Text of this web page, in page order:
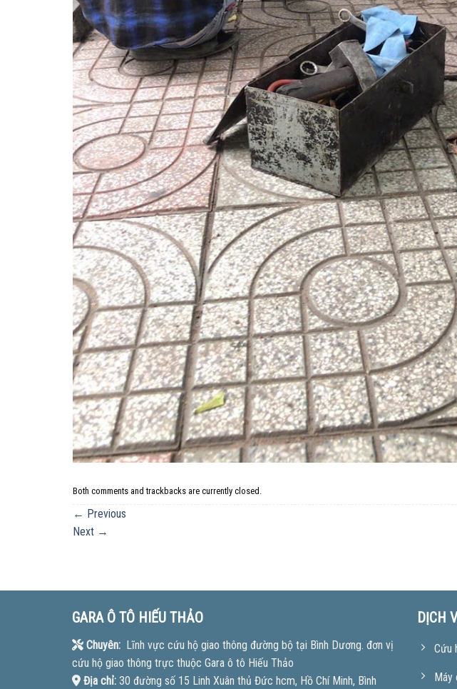
Both comments and trackbacks are currently closed.
← Previous
Next →
GARA Ô TÔ HIẾU THẢO
Chuyên:Lĩnh vực cứu hộ giao thông đường bộ tại Bình Dương. đơn vị
cứu hộ giao thông trực thuộc Gara ô tô Hiếu Thảo
Địa chỉ:30 đường số 15 Linh Xuân thủ Đức hcm, Hồ Chí Minh, Bình
DỊCH
Cứu
Máy